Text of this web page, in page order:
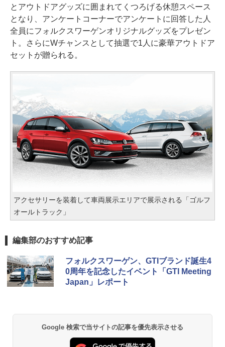
とアウトドアグッズに囲まれてくつろげる休憩スペース
となり、アンケートコーナーでアンケートに回答した人
全員にフォルクスワーゲンオリジナルグッズをプレゼン
ト。さらにWチャンスとして抽選で1人に豪華アウトドア
セットが贈られる。
アクセサリーを装着して車両展示エリアで展示される「ゴルフ
オールトラック」
編集部のおすすめ記事
フォルクスワーゲン、GTIブランド誕生4
0周年を記念したイベント「GTI Meeting
Japan」レポート
Google 検索で当サイトの記事を優先表示させる